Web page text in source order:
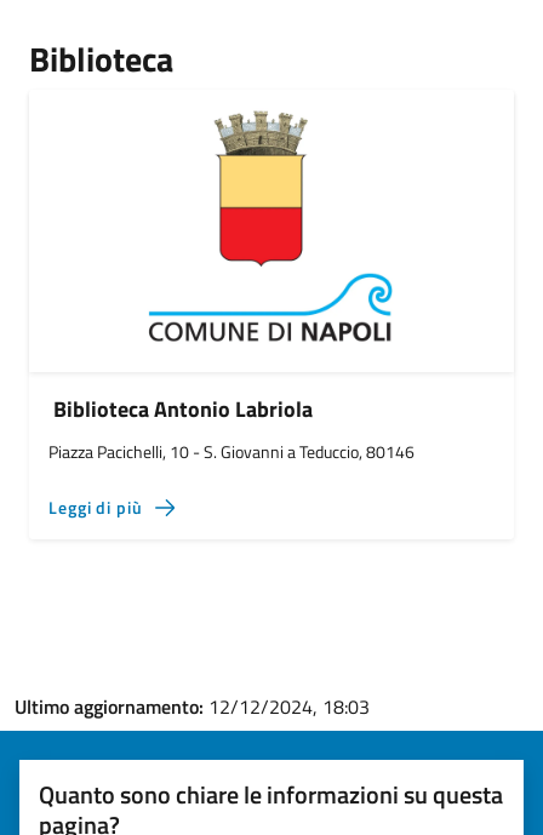
Biblioteca
Biblioteca Antonio Labriola
Piazza Pacichelli, 10 - S. Giovanni a Teduccio, 80146
Leggi di più
Ultimo aggiornamento: 12/12/2024, 18:03
Quanto sono chiare le informazioni su questa
pagina?